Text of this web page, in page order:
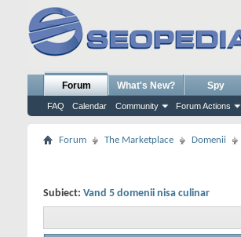
Forum
FAQ Calendar Community Forum Actions
What's New? Spy
Forum The Marketplace Domenii
Subiect: Vand 5 domenii nisa culinar